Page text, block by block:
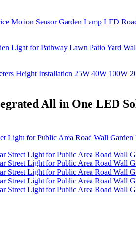
All in One LED